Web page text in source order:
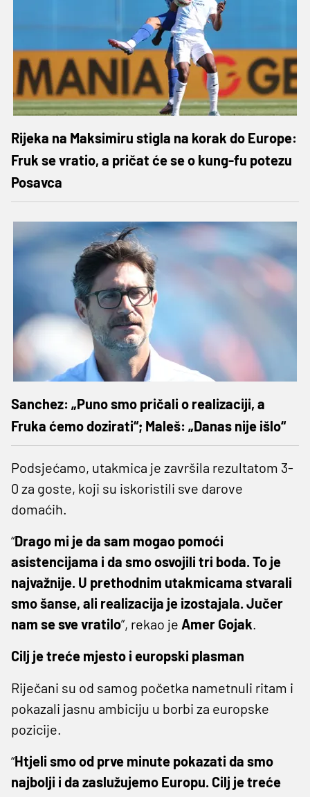
Rijeka na Maksimiru stigla na korak do Europe:
Fruk se vratio, a pričat će se o kung-fu potezu
Posavca
Sanchez: „Puno smo pričali o realizaciji, a
Fruka ćemo dozirati“; Maleš: „Danas nije išlo“
Podsjećamo, utakmica je završila rezultatom 3-
0 za goste, koji su iskoristili sve darove
domaćih.
“Drago mi je da sam mogao pomoći
asistencijama i da smo osvojili tri boda. To je
najvažnije. U prethodnim utakmicama stvarali
smo šanse, ali realizacija je izostajala. Jučer
nam se sve vratilo”, rekao je Amer Gojak.
Cilj je treće mjesto i europski plasman
Riječani su od samog početka nametnuli ritam i
pokazali jasnu ambiciju u borbi za europske
pozicije.
“Htjeli smo od prve minute pokazati da smo
najbolji i da zaslužujemo Europu. Cilj je treće